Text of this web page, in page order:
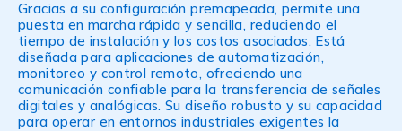
Gracias a su configuración premapeada, permite una
puesta en marcha rápida y sencilla, reduciendo el
tiempo de instalación y los costos asociados. Está
diseñada para aplicaciones de automatización,
monitoreo y control remoto, ofreciendo una
comunicación confiable para la transferencia de señales
digitales y analógicas. Su diseño robusto y su capacidad
para operar en entornos industriales exigentes la